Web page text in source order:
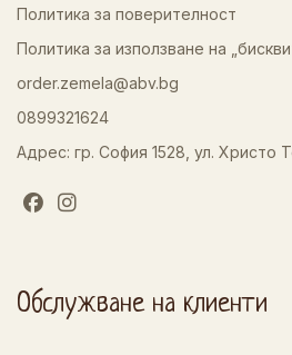
Политика за поверителност
Политика за използване на
order.zemela@abv.bg
0899321624
Адрес: гр. София 1528, ул. Христо
Обслужване на клиенти